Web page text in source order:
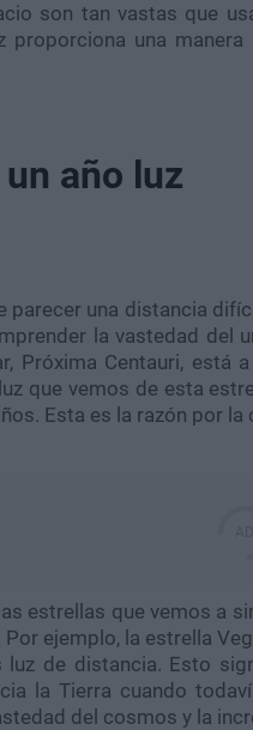
son tan vastas que
proporciona una
año luz
parecer una distancia
la vastedad del
Próxima Centauri, está
que vemos de esta
Esta es la razón por
estrellas que vemos a
ejemplo, la estrella
de distancia. Esto
la Tierra cuando
del cosmos y la